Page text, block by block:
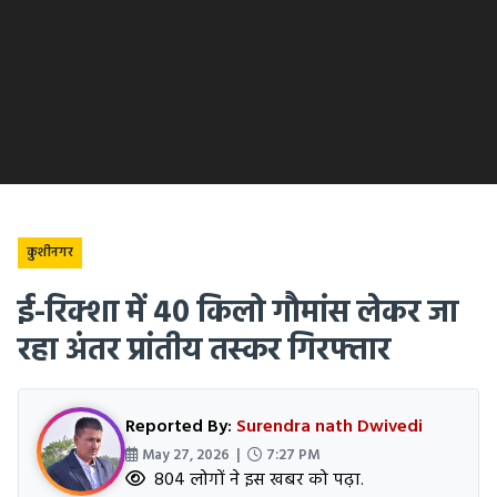
कुशीनगर
ई-रिक्शा में 40 किलो गौमांस लेकर जा
रहा अंतर प्रांतीय तस्कर गिरफ्तार
Reported By: Surendra nath Dwivedi
May 27, 2026 | 7:27 PM
804 लोगों ने इस खबर को पढ़ा.